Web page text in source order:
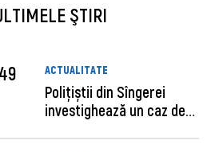
ŞTIRI
ACTUALITATE
Polițiștii din Sîngerei
investighează un caz de